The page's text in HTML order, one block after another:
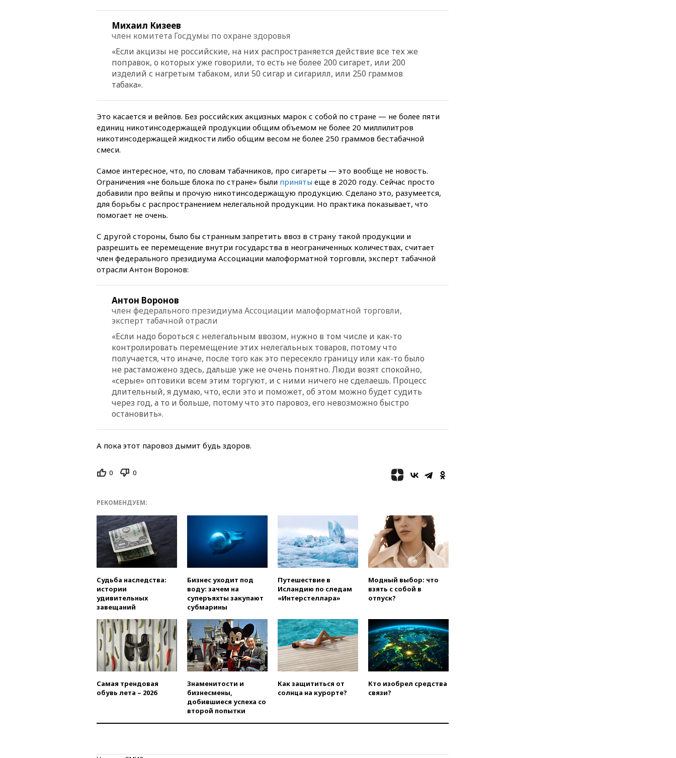
опубликовал 16 новых видео с
свыше 6,5 тысячи грузовиков
вчера, 20:53 Швыдкой:
«Интервидение» точно
сбила еще 75 украинских
беспилотников над Россией
вчера, 20:35 Велосипедист
вчера, 20:30 Лидию Невзорову
заочно арестовали по делу о
финансировании
экстремизма
строительство бального зала в
Белом доме
вчера, 20:15 Сенат США
одобрил ужесточение
Ирана
против журналистки Катерины
Гордеевой о фейках о ВС
нейтральный статус
фигуристкам Валиевой и
Трусовой
вчера, 19:35Зеленский
впервые совершил
официальный визит в Сербию
погибла во Французских
ликвидировано
Черном море
вчера, 18:47Школьники из РФ
стали абсолютными
чемпионами на олимпиаде по
ИИ
погибли в результате удара
ВСУ по многоэтажке в Керчи
побережья Новороссийска
вчера, 18:18Товарооборот
Китая и России вырос в этом
году более чем на четверть
вчера, 17:55Мужчина получил
ранения при атаке дрона на
Белгородскую область
проверить самолеты Boeing на
Михаил Кизеев
член комитета Госдумы по охране здоровья
«Если акцизы не российские, на них распространяется действие все тех же
поправок, о которых уже говорили, то есть не более 200 сигарет, или 200
изделий с нагретым табаком, или 50 сигар и сигарилл, или 250 граммов
табака».
Это касается и вейпов. Без российских акцизных марок с собой по стране — не более пяти
единиц никотинсодержащей продукции общим объемом не более 20 миллилитров
никотинсодержащей жидкости либо общим весом не более 250 граммов бестабачной
смеси.
Самое интересное, что, по словам табачников, про сигареты — это вообще не новость.
Ограничения «не больше блока по стране» были приняты еще в 2020 году. Сейчас просто
добавили про вейпы и прочую никотинсодержащую продукцию. Сделано это, разумеется,
для борьбы с распространением нелегальной продукции. Но практика показывает, что
помогает не очень.
С другой стороны, было бы странным запретить ввоз в страну такой продукции и
разрешить ее перемещение внутри государства в неограниченных количествах, считает
член федерального президиума Ассоциации малоформатной торговли, эксперт табачной
отрасли Антон Воронов:
Антон Воронов
член федерального президиума Ассоциации малоформатной торговли,
эксперт табачной отрасли
«Если надо бороться с нелегальным ввозом, нужно в том числе и как-то
контролировать перемещение этих нелегальных товаров, потому что
получается, что иначе, после того как это пересекло границу или как-то было
не растаможено здесь, дальше уже не очень понятно. Люди возят спокойно,
«серые» оптовики всем этим торгуют, и с ними ничего не сделаешь. Процесс
длительный, я думаю, что, если это и поможет, об этом можно будет судить
через год, а то и больше, потому что это паровоз, его невозможно быстро
остановить».
А пока этот паровоз дымит будь здоров.
0 0
РЕКОМЕНДУЕМ:
Судьба наследства:
истории
удивительных
завещаний
Бизнес уходит под
воду: зачем на
суперъяхты закупают
субмарины
Путешествие в
Исландию по следам
«Интерстеллара»
Модный выбор: что
взять с собой в
отпуск?
Самая трендовая
обувь лета – 2026
Знаменитости и
бизнесмены,
добившиеся успеха со
второй попытки
Как защититься от
солнца на курорте?
Кто изобрел средства
связи?